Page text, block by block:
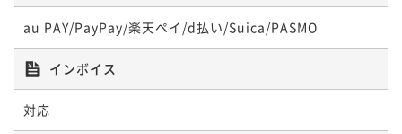
au PAY/PayPay/楽天ペイ/d払い/Suica/PASMO
インボイス
対応